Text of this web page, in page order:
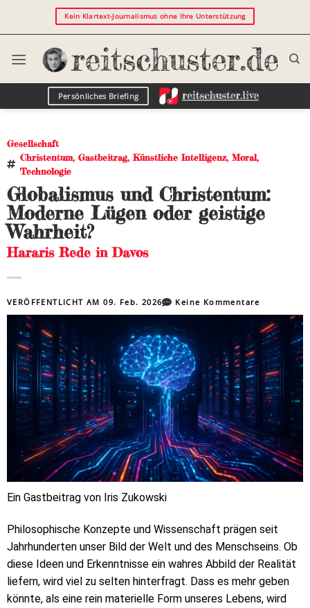
Kein Klartext-Journalismus ohne Ihre Unterstützung
Persönliches Briefing
Gesellschaft
Christentum, Gastbeitrag, Künstliche Intelligenz, Moral,
Technologie
Globalismus und Christentum:
Moderne Lügen oder geistige
Wahrheit?
Hararis Rede in Davos
VERÖFFENTLICHT AM09. Feb. 2026 Keine Kommentare
Ein Gastbeitrag von Iris Zukowski
Philosophische Konzepte und Wissenschaft prägen seit
Jahrhunderten unser Bild der Welt und des Menschseins. Ob
diese Ideen und Erkenntnisse ein wahres Abbild der Realität
liefern, wird viel zu selten hinterfragt. Dass es mehr geben
könnte, als eine rein materielle Form unseres Lebens, wird